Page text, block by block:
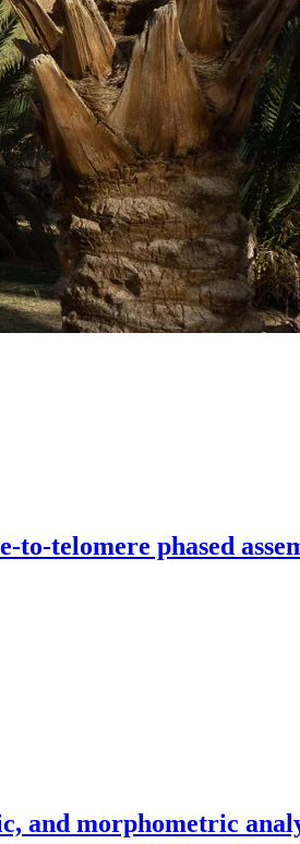
telomere phased
and morphometric